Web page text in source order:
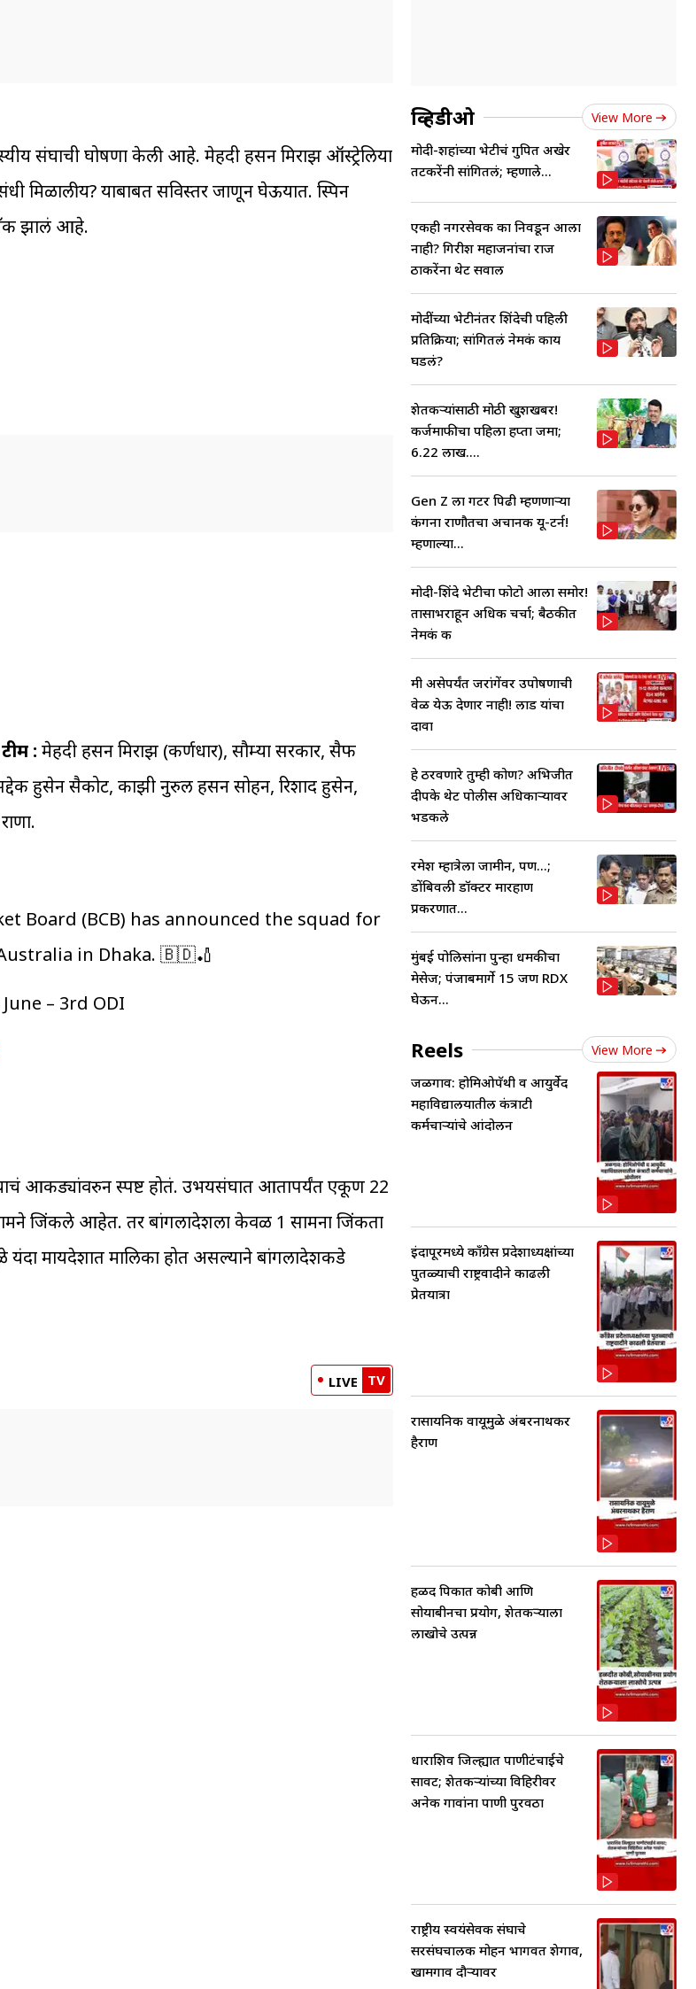
संघाची घोषणा केली आहे. मेहदी हसन मिराझ ऑस्ट्रेलिया
मिळालीय? याबाबत सविस्तर जाणून घेऊयात. स्पिन
झालं आहे.
: मेहदी हसन मिराझ (कर्णधार), सौम्या सरकार, सैफ
हुसेन सैकोट, काझी नुरुल हसन सोहन, रिशाद हुसेन,
Board (BCB) has announced the squad for
in Dhaka. 🇧🇩🏏
– 3rd ODI
आकड्यांवरुन स्पष्ट होतं. उभयसंघात आतापर्यंत एकूण 22
जिंकले आहेत. तर बांगलादेशला केवळ 1 सामना जिंकता
यंदा मायदेशात मालिका होत असल्याने बांगलादेशकडे
LIVE TV
व्हिडीओ View More
मोदी-शहांच्या भेटीचं गुपित अखेर
तटकरेंनी सांगितलं; म्हणाले...
एकही नगरसेवक का निवडून आला
नाही? गिरीश महाजनांचा राज
ठाकरेंना थेट सवाल
मोदींच्या भेटीनंतर शिंदेची पहिली
प्रतिक्रिया; सांगितलं नेमकं काय
घडलं?
शेतकऱ्यांसाठी मोठी खुशखबर!
कर्जमाफीचा पहिला हप्ता जमा;
6.22 लाख....
Gen Z ला गटर पिढी म्हणणाऱ्या
कंगना राणौतचा अचानक यू-टर्न!
म्हणाल्या...
मोदी-शिंदे भेटीचा फोटो आला समोर!
तासाभराहून अधिक चर्चा; बैठकीत
नेमकं क
मी असेपर्यंत जरांगेंवर उपोषणाची
वेळ येऊ देणार नाही! लाड यांचा
दावा
हे ठरवणारे तुम्ही कोण? अभिजीत
दीपके थेट पोलीस अधिकाऱ्यावर
भडकले
रमेश म्हात्रेला जामीन, पण...;
डोंबिवली डॉक्टर मारहाण
प्रकरणात...
मुंबई पोलिसांना पुन्हा धमकीचा
मेसेज; पंजाबमार्गे 15 जण RDX
घेऊन...
Reels View More
जळगाव: होमिओपॅथी व आयुर्वेद
महाविद्यालयातील कंत्राटी
कर्मचाऱ्यांचे आंदोलन
इंदापूरमध्ये काँग्रेस प्रदेशाध्यक्षांच्या
पुतळ्याची राष्ट्रवादीने काढली
प्रेतयात्रा
रासायनिक वायूमुळे अंबरनाथकर
हैराण
हळद पिकात कोबी आणि
सोयाबीनचा प्रयोग, शेतकर्‍याला
लाखोचे उत्पन्न
धाराशिव जिल्ह्यात पाणीटंचाईचे
सावट; शेतकऱ्यांच्या विहिरीवर
अनेक गावांना पाणी पुरवठा
राष्ट्रीय स्वयंसेवक संघाचे
सरसंघचालक मोहन भागवत शेगाव,
खामगाव दौऱ्यावर